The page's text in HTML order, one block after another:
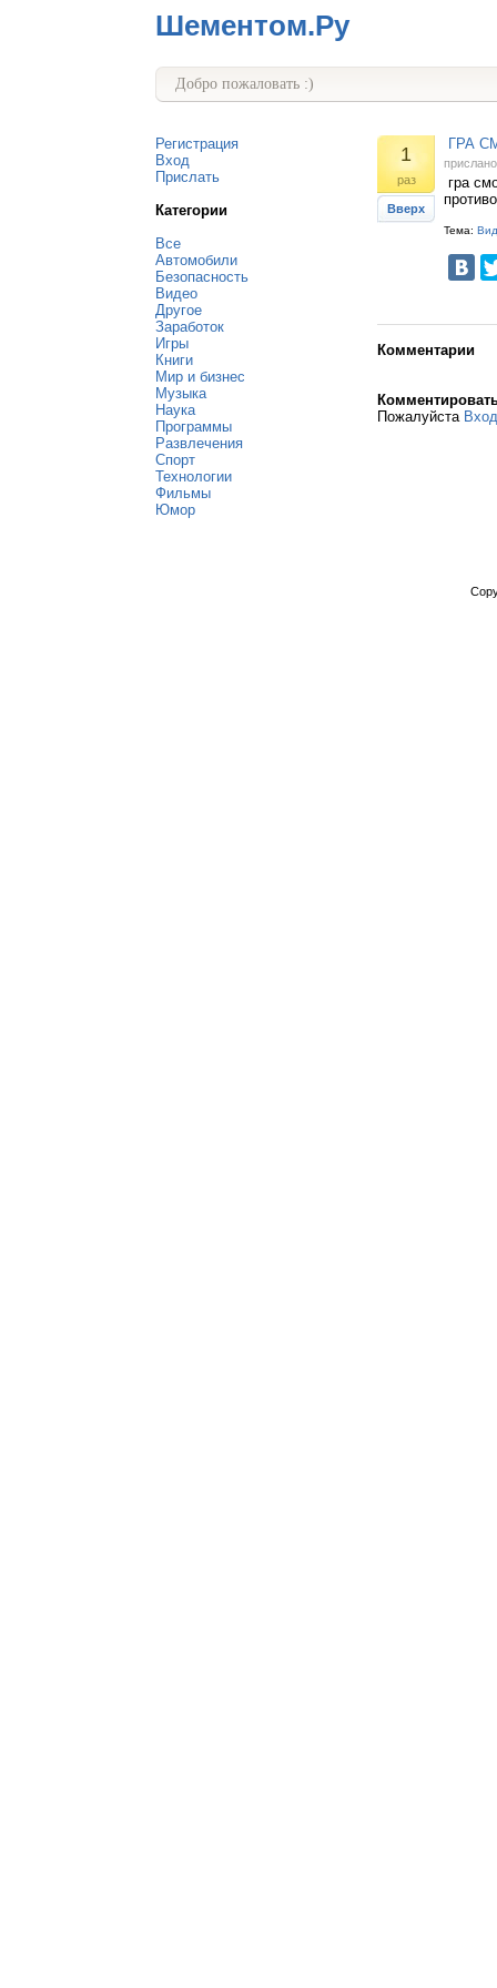
Шементом.Ру
Добро пожаловать :)
Регистрация
Вход
Прислать
Категории
Все
Автомобили
Безопасность
Видео
Другое
Заработок
Игры
Книги
Мир и бизнес
Музыка
Наука
Программы
Развлечения
Спорт
Технологии
Фильмы
Юмор
1
раз
Вверх
ГРА
гра
Тема:
Комментарии
Пожалуйста Вход